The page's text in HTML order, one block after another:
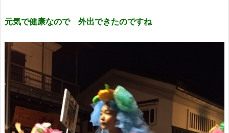
元気で健康なので 外出できたのですね